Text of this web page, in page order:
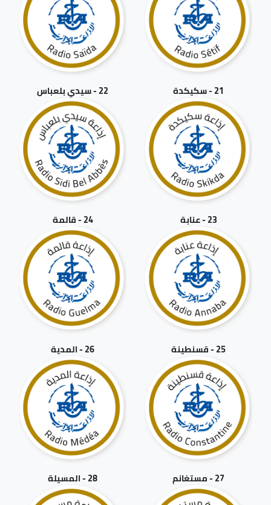
21 - سكيكدة 22 - سيدي بلعباس
23 - عنابة 24 - قالمة
25 - قسنطينة 26 - المدية
27 - مستغانم 28 - المسيلة